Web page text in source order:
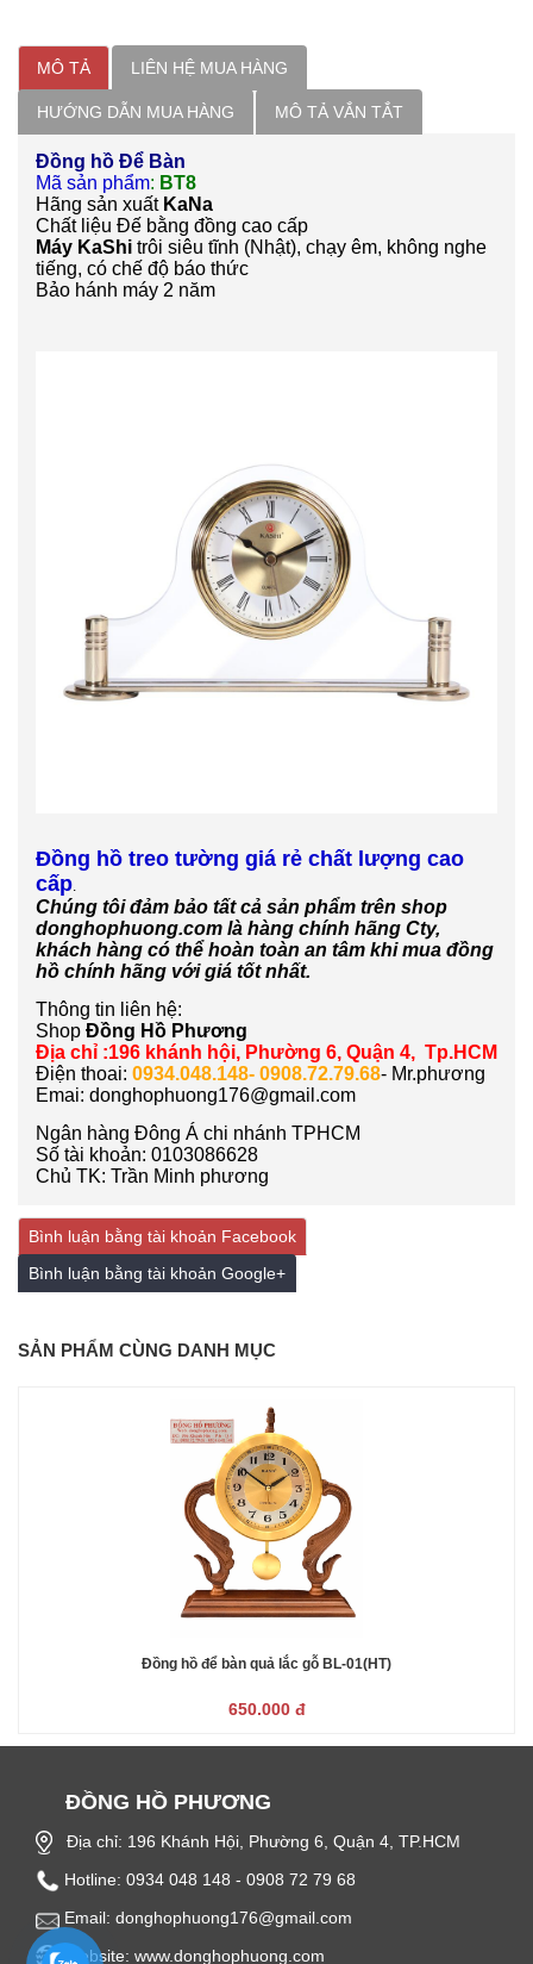
MÔ TẢ LIÊN HỆ MUA HÀNG
HƯỚNG DẪN MUA HÀNG MÔ TẢ VẮN TẮT
Đồng hồ Để Bàn
Mã sản phẩm: BT8
Hãng sản xuất KaNa
Chất liệu Đế bằng đồng cao cấp
Máy KaShi trôi siêu tĩnh (Nhật), chạy êm, không nghe
tiếng, có chế độ báo thức
Bảo hánh máy 2 năm
Đồng hồ treo tường giá rẻ chất lượng cao
cấp
Chúng tôi đảm bảo tất cả sản phẩm trên shop
donghophuong.com là hàng chính hãng Cty,
khách hàng có thể hoàn toàn an tâm khi mua đồng
hồ chính hãng với giá tốt nhất.
Thông tin liên hệ:
Shop Đồng Hồ Phương
Địa chỉ :196 khánh hội, Phường 6, Quận 4, Tp.HCM
Điện thoai: 0934.048.148- 0908.72.79.68- Mr.phương
Emai: donghophuong176@gmail.com
Ngân hàng Đông Á chi nhánh TPHCM
Số tài khoản: 0103086628
Chủ TK: Trần Minh phương
Bình luận bằng tài khoản Facebook
Bình luận bằng tài khoản Google+
SẢN PHẨM CÙNG DANH MỤC
Đồng hồ để bàn quả lắc gỗ BL-01(HT)
650.000 đ
ĐỒNG HỒ PHƯƠNG
Địa chỉ: 196 Khánh Hội, Phường 6, Quận 4, TP.HCM
Hotline: 0934 048 148 - 0908 72 79 68
Email: donghophuong176@gmail.com
Website: www.donghophuong.com